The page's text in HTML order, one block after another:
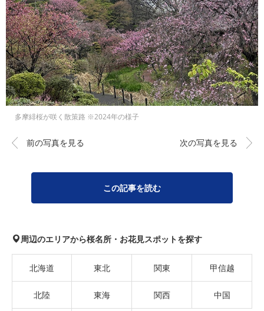
多摩緋桜が咲く散策路 ※2024年の様子
前の写真を見る 次の写真を見る
この記事を読む
周辺のエリアから桜名所・お花見スポットを探す
北海道 東北 関東 甲信越
北陸 東海 関西 中国